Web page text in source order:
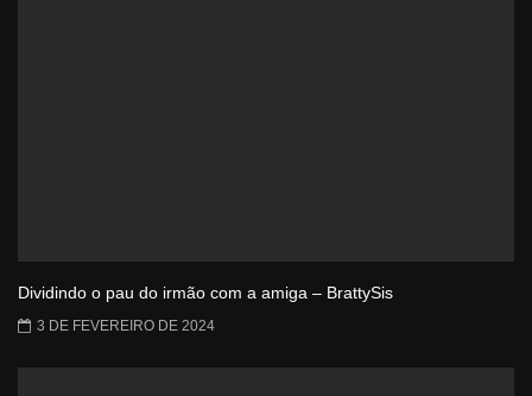
Dividindo o pau do irmão com a amiga – BrattySis
3 DE FEVEREIRO DE 2024